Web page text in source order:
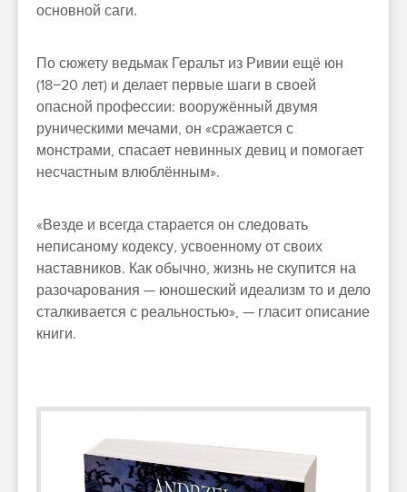
основной саги.
По сюжету ведьмак Геральт из Ривии ещё юн
(18−20 лет) и делает первые шаги в своей
опасной профессии: вооружённый двумя
руническими мечами, он «сражается с
монстрами, спасает невинных девиц и помогает
несчастным влюблённым».
«Везде и всегда старается он следовать
неписаному кодексу, усвоенному от своих
наставников. Как обычно, жизнь не скупится на
разочарования — юношеский идеализм то и дело
сталкивается с реальностью», — гласит описание
книги.